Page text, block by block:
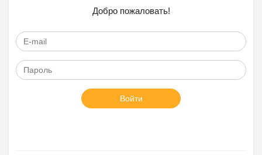
Добро пожаловать!
Войти